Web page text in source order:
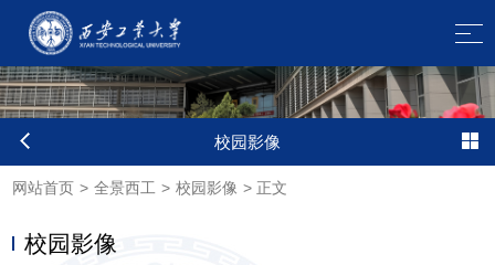
校园影像
校园影像
网站首页 > 全景西工 > 校园影像 > 正文